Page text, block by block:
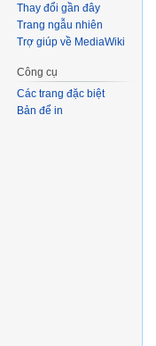
Thay đổi gần đây
Trang ngẫu nhiên
Trợ giúp về MediaWiki
Công cụ
Các trang đặc biệt
Bản để in